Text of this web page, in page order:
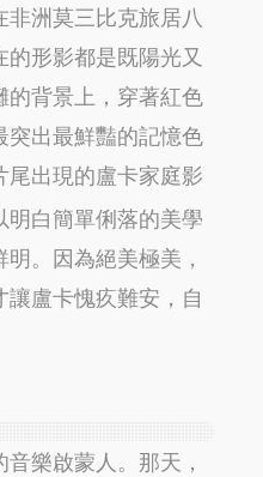
洲莫三比克旅居八
形影都是既陽光又
的背景上，穿著紅色
出最鮮豔的記憶色
尾出現的盧卡家庭影
明白簡單俐落的美學
。因為絕美極美，
盧卡愧疚難安，自
樂啟蒙人。那天，